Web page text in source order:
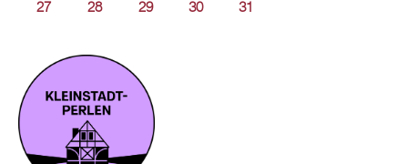
27 28 29 30 31